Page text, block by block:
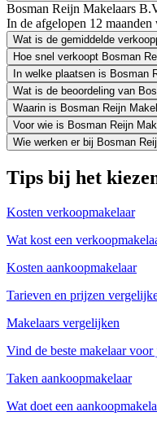
Bosman Reijn Makelaars
In de afgelopen 12
Wat is de gemiddelde
Hoe snel verkoopt Bosman
In welke plaatsen is Bosman
Wat is de beoordeling van
Waarin is Bosman Reijn
Voor wie is Bosman Reijn
Wie werken er bij Bosman
Tips bij het
Kosten verkoopmakelaar
Wat kost een
Kosten aankoopmakelaar
Tarieven en prijzen
Makelaars vergelijken
Vind de beste makelaar
Taken aankoopmakelaar
Wat doet een